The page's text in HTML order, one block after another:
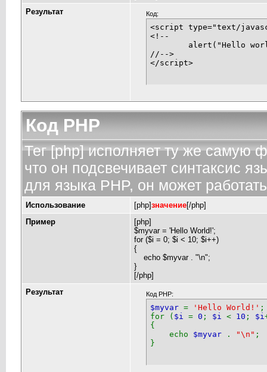
Результат
Код:
<script type="text/
<!--
//-->
</script>
Код PHP
Тег [php] исполняет ту же самую
что он подсвечивает синтаксис
для языка PHP, он может
Использование [php]значение[/php]
Пример
[php]
$myvar = 'Hello World!';
for ($i = 0; $i < 10; $i++)
{
echo $myvar . "\n";
}
[/php]
Результат
Код PHP:
$myvar = 'Hello World!' ;
for ( $i = 0 ; $i < 10 ; $i
{
echo $myvar . "\n" ;
}